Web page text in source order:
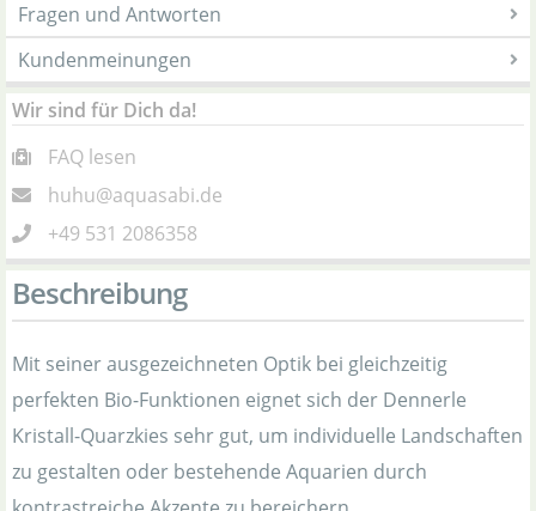
Fragen und Antworten
Kundenmeinungen
Wir sind für Dich da!
FAQ lesen
huhu@aquasabi.de
+49 531 2086358
Beschreibung
Mit seiner ausgezeichneten Optik bei gleichzeitig
perfekten Bio-Funktionen eignet sich der Dennerle
Kristall-Quarzkies sehr gut, um individuelle Landschaften
zu gestalten oder bestehende Aquarien durch